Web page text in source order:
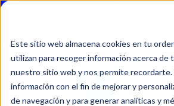
Este sitio web almacena cookies en tu
utilizan para recoger información acerca de
nuestro sitio web y nos permite recordarte.
información con el fin de mejorar y
de navegación y para generar analíticas y
20